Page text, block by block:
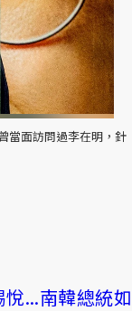
當面訪問過李在明，針
...南韓總統如